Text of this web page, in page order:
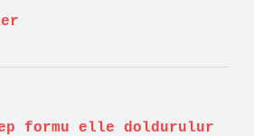
formu elle doldurulur